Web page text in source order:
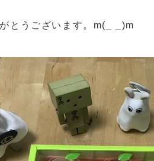
とうございます。m(_ _)m